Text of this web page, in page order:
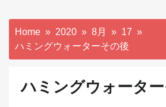
Home 2020 8月
17
ハミングウォーターその後
ハミングウォータ